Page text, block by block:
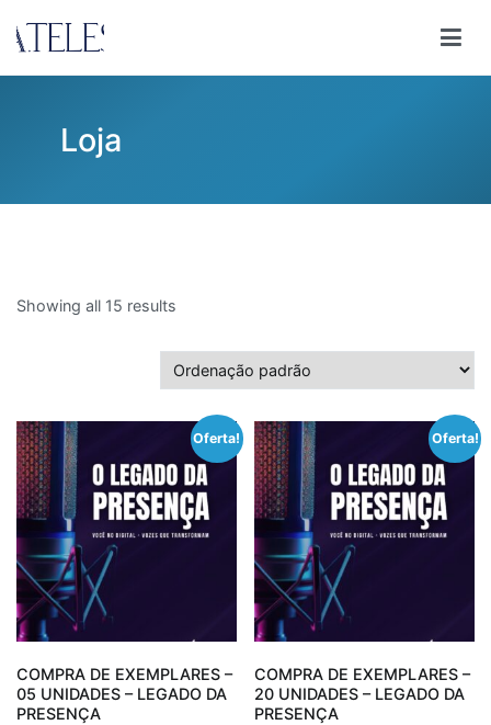
para
Loja
Showing all 15 results
Oferta!
COMPRA DE EXEMPLARES –
05 UNIDADES – LEGADO DA
PRESENÇA
Oferta!
COMPRA DE EXEMPLARES –
20 UNIDADES – LEGADO DA
PRESENÇA